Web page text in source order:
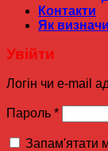
Контакти
Як
Увійти
Логін чи e-mail
Пароль *
Запам'ятати